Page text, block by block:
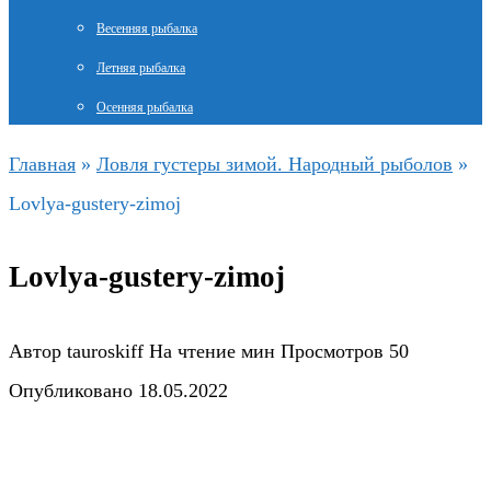
Весенняя рыбалка
Летняя рыбалка
Осенняя рыбалка
Главная » Ловля густеры зимой. Народный рыболов »
Lovlya-gustery-zimoj
Lovlya-gustery-zimoj
Автор tauroskiff На чтение мин Просмотров 50
Опубликовано 18.05.2022